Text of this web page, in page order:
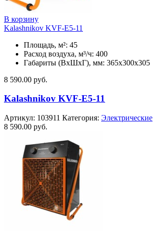
В корзину
Kalashnikov KVF-E5-11
Площадь, м²: 45
Расход воздуха, м³/ч: 400
Габариты (ВхШхГ), мм: 365x300x305
8 590.00 руб.
Kalashnikov KVF-E5-11
Артикул: 103911 Категория: Электрические
8 590.00 руб.